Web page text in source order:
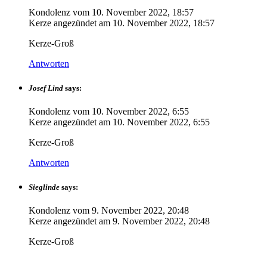
Kondolenz vom 10. November 2022, 18:57
Kerze angezündet am 10. November 2022, 18:57
Kerze-Groß
Antworten
Josef Lind says:
Kondolenz vom 10. November 2022, 6:55
Kerze angezündet am 10. November 2022, 6:55
Kerze-Groß
Antworten
Sieglinde says:
Kondolenz vom 9. November 2022, 20:48
Kerze angezündet am 9. November 2022, 20:48
Kerze-Groß